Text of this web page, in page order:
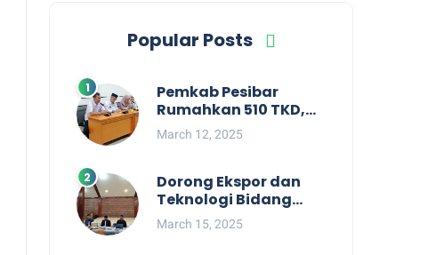
Popular Posts
Pemkab Pesibar
Rumahkan 510 TKD,
Suryadi : Jangan
Kaitkan Dengan
March 12, 2025
Dorong Ekspor dan
Teknologi Bidang
Perikanan, Bupati
Pesisir Barat Audiensi
March 15, 2025